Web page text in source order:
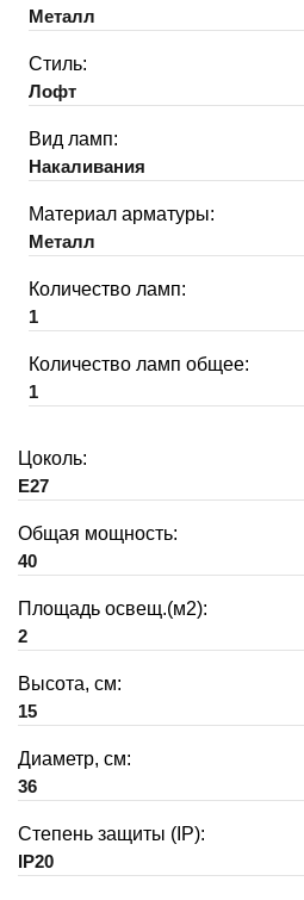
Металл
Стиль:
Лофт
Вид ламп:
Накаливания
Материал арматуры:
Металл
Количество ламп:
1
Количество ламп общее:
1
Цоколь:
E27
Общая мощность:
40
Площадь освещ.(м2):
2
Высота, см:
15
Диаметр, см:
36
Степень защиты (IP):
IP20